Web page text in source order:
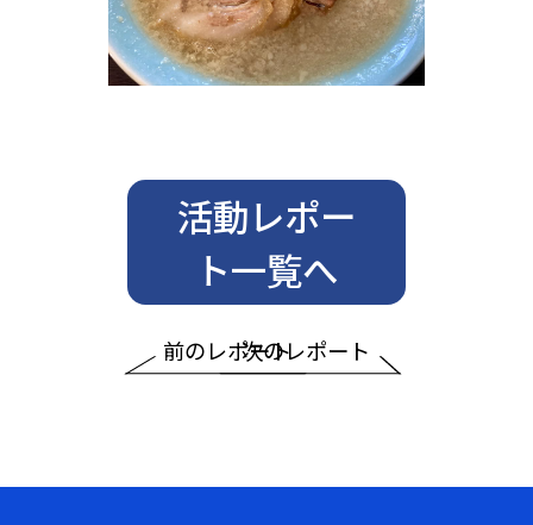
前のレポート
活動レポー
ト一覧へ
次のレポート